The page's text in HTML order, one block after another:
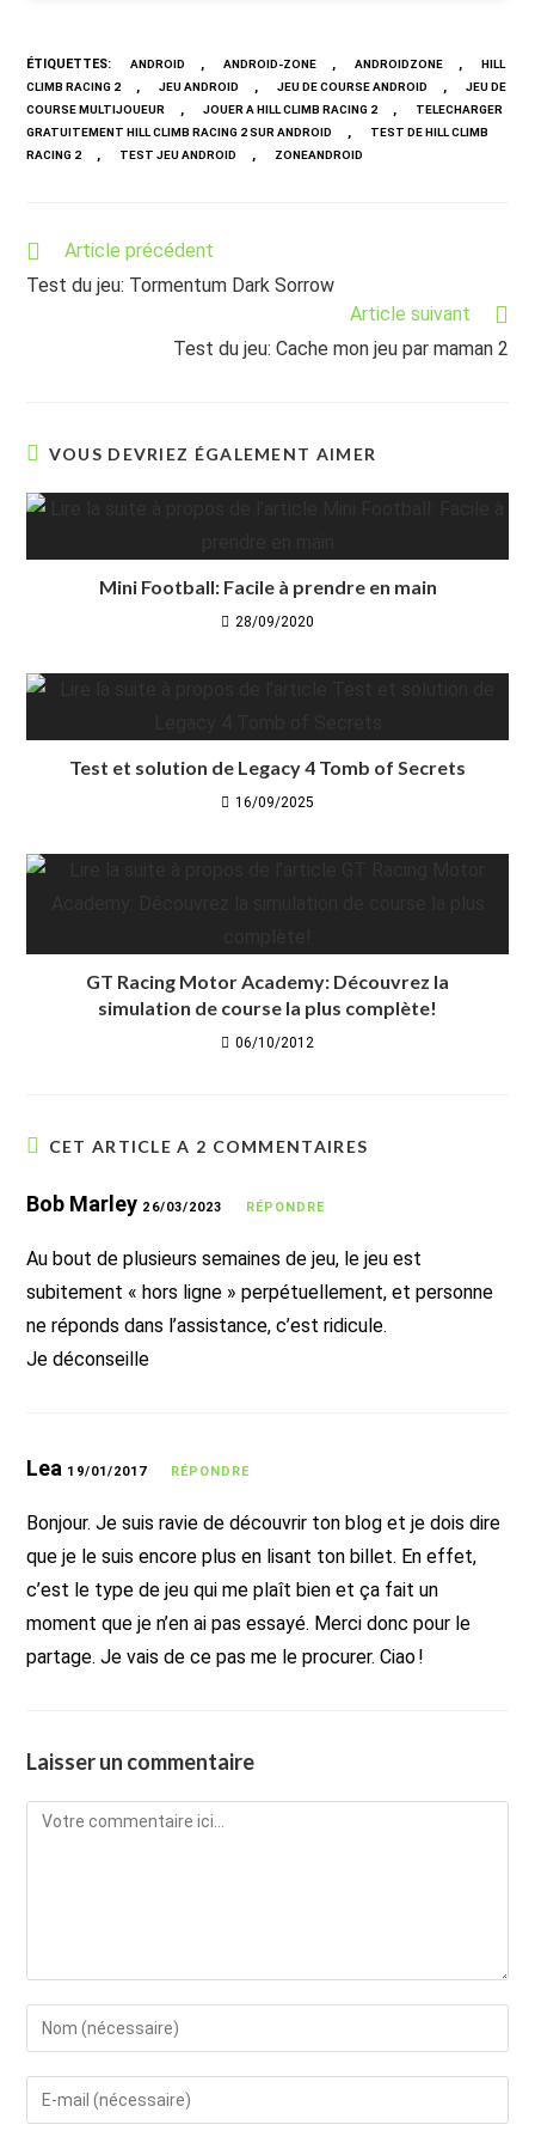
ÉTIQUETTES: ANDROID , ANDROID-ZONE , ANDROIDZONE ,
HILL
CLIMB RACING 2
, JEU ANDROID , JEU DE COURSE ANDROID ,
JEU DE
COURSE MULTIJOUEUR
, JOUER A HILL CLIMB RACING 2 ,
TELECHARGER
GRATUITEMENT HILL CLIMB RACING 2 SUR ANDROID
,
TEST DE HILL CLIMB
RACING 2
, TEST JEU ANDROID , ZONEANDROID
Read
articles
Article précédent
Test du jeu: Tormentum Dark Sorrow
Article suivant
Test du jeu: Cache mon jeu par maman 2
VOUS DEVRIEZ ÉGALEMENT AIMER
Mini Football: Facile à prendre en main
28/09/2020
Test et solution de Legacy 4 Tomb of Secrets
16/09/2025
GT Racing Motor Academy: Découvrez la
simulation de course la plus complète!
06/10/2012
CET ARTICLE A 2 COMMENTAIRES
Bob Marley 26/03/2023 RÉPONDRE
Au bout de plusieurs semaines de jeu, le jeu est
subitement « hors ligne » perpétuellement, et personne
ne réponds dans l’assistance, c’est ridicule.
Je déconseille
Lea 19/01/2017 RÉPONDRE
Bonjour. Je suis ravie de découvrir ton blog et je dois dire
que je le suis encore plus en lisant ton billet. En effet,
c’est le type de jeu qui me plaît bien et ça fait un
moment que je n’en ai pas essayé. Merci donc pour le
partage. Je vais de ce pas me le procurer. Ciao !
Laisser un commentaire
Comment
Enter
your
name
Enter
your